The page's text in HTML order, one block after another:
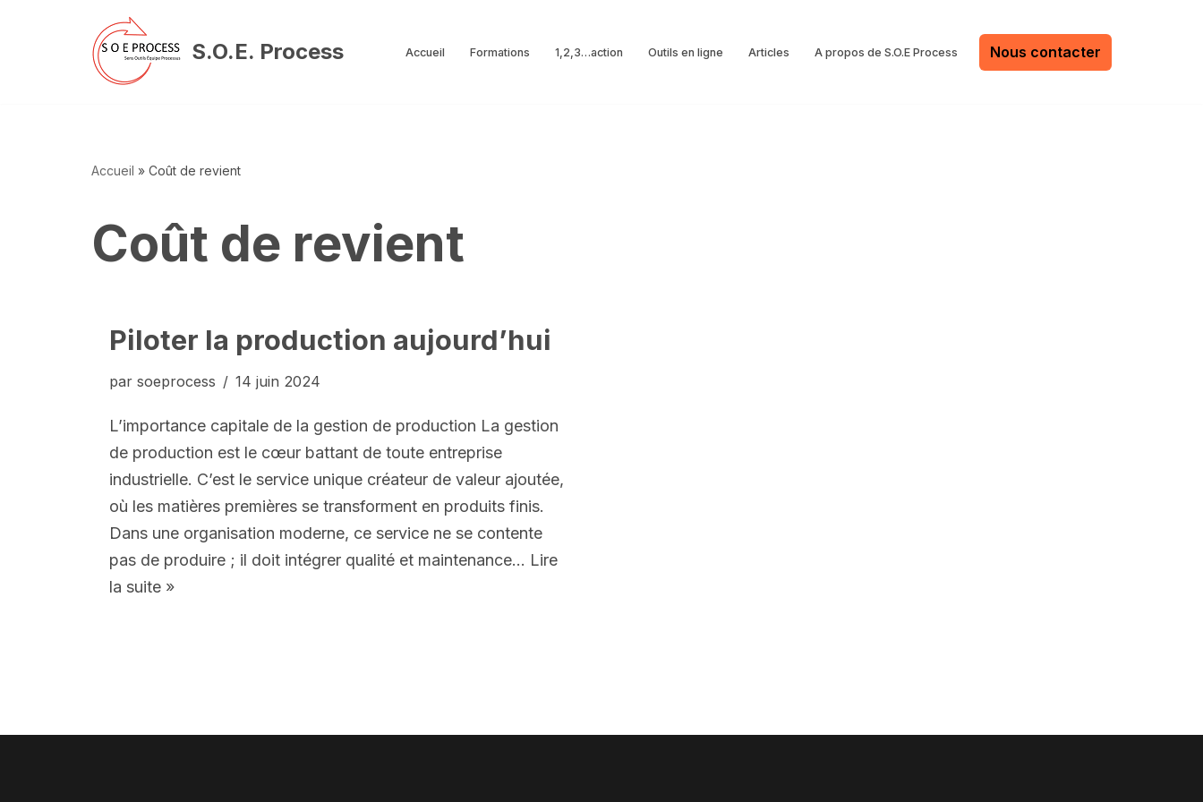
S.O.E. Process Accueil Formations 1,2,3…action Outils en ligne Articles A propos de S.O.E Process Nous contacter
Accueil » Coût de revient
Coût de revient
Piloter la production aujourd’hui
par soeprocess 14 juin 2024
L’importance capitale de la gestion de production La gestion
de production est le cœur battant de toute entreprise
industrielle. C’est le service unique créateur de valeur ajoutée,
où les matières premières se transforment en produits finis.
Dans une organisation moderne, ce service ne se contente
pas de produire ; il doit intégrer qualité et maintenance… Lire
la suite »